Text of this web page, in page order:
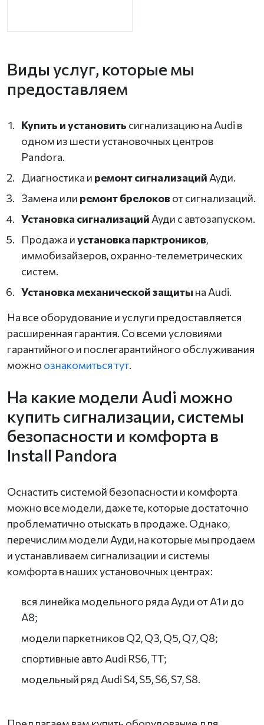
Виды услуг, которые мы
предоставляем
Купить и установить сигнализацию на Audi в
одном из шести установочных центров
Pandora.
Диагностика и ремонт сигнализаций Ауди.
Замена или ремонт брелоков от сигнализаций.
Установка сигнализаций Ауди с автозапуском.
Продажа иустановка парктроников,
иммобизайзеров, охранно-телеметрических
систем.
Установка механической защиты на Audi.
На все оборудование и услуги предоставляется
расширенная гарантия. Со всеми условиями
гарантийного и послегарантийного обслуживания
можно ознакомиться тут.
На какие модели Audi можно
купить сигнализации, системы
безопасности и комфорта в
Install Pandora
Оснастить системой безопасности и комфорта
можно все модели, даже те, которые достаточно
проблематично отыскать в продаже. Однако,
перечислим модели Ауди, на которые мы продаем
и устанавливаем сигнализации и системы
комфорта в наших установочных центрах:
вся линейка модельного ряда Ауди от А1 и до
А8;
модели паркетников Q2, Q3, Q5, Q7, Q8;
спортивные авто Audi RS6, TT;
модельный ряд Audi S4, S5, S6, S7, S8.